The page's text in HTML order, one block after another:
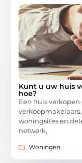
Kunt u uw huis
hoe?
Een huis
woningsites en
netwerk,
Woningen